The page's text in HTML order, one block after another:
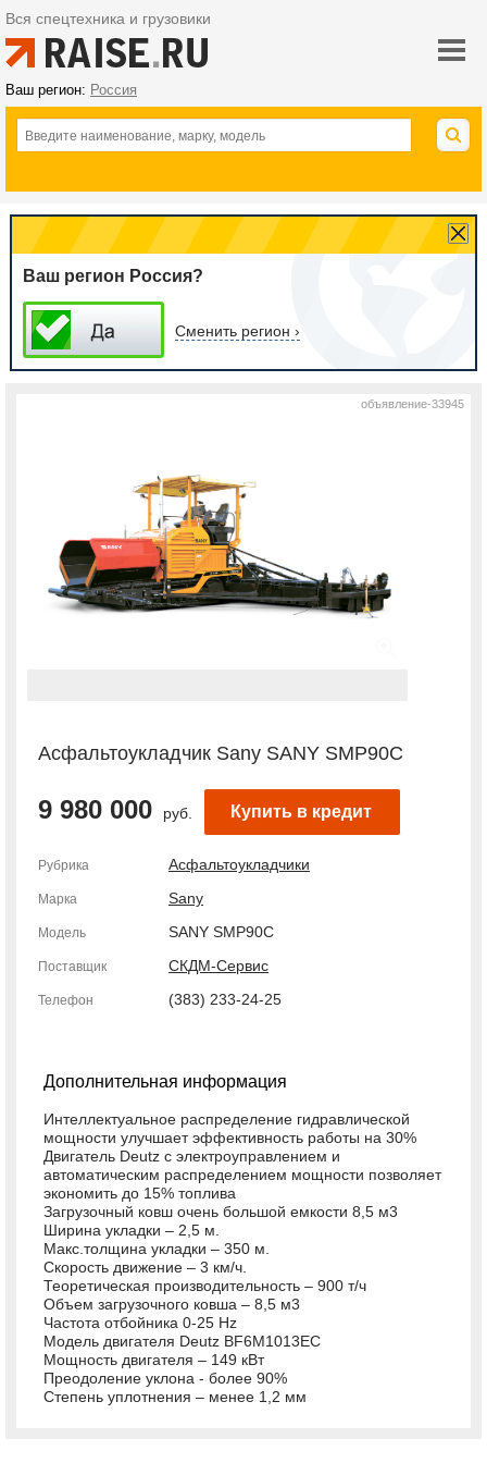
Вся спецтехника и грузовики
Ваш регион: Россия
Ваш регион Россия?
Сменить регион ›
Асфальтоукладчик Sany SANY SMP90C
9 980 000 руб. Купить в кредит
Рубрика Асфальтоукладчики
Марка Sany
Модель SANY SMP90C
Поставщик СКДМ-Сервис
Телефон (383) 233-24-25
Дополнительная информация
Интеллектуальное распределение гидравлической
мощности улучшает эффективность работы на 30%
Двигатель Deutz с электроуправлением и
автоматическим распределением мощности позволяет
экономить до 15% топлива
Загрузочный ковш очень большой емкости 8,5 м3
Ширина укладки – 2,5 м.
Макс.толщина укладки – 350 м.
Скорость движение – 3 км/ч.
Теоретическая производительность – 900 т/ч
Объем загрузочного ковша – 8,5 м3
Частота отбойника 0-25 Hz
Модель двигателя Deutz BF6M1013EC
Мощность двигателя – 149 кВт
Преодоление уклона - более 90%
Степень уплотнения – менее 1,2 мм
объявление-33945